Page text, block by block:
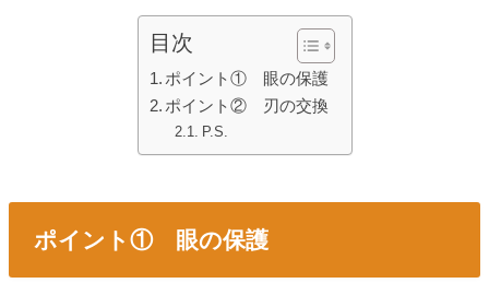
目次
ポイント① 眼の保護
ポイント② 刃の交換
P.S.
ポイント① 眼の保護